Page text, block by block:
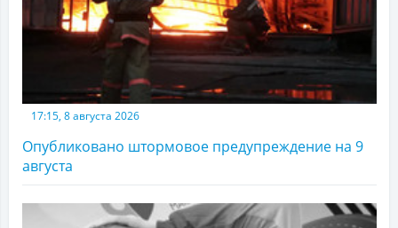
17:15, 8 августа 2026
Опубликовано штормовое предупреждение на 9
августа